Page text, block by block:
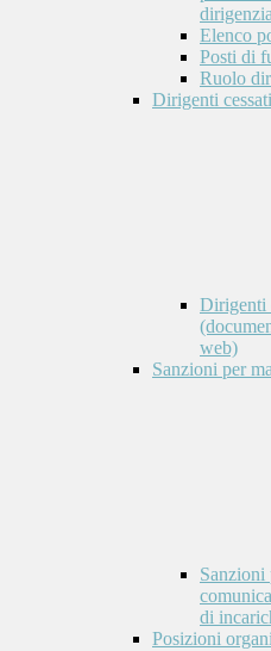
Elenco
Posti di
Ruolo
Dirigenti cessati
Dirigenti
web)
Sanzioni per
Sanzioni
di
Posizioni